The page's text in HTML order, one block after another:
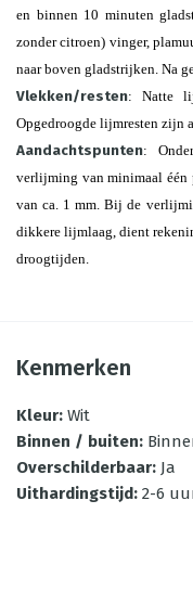
en binnen 10 minuten
zonder citroen) vinger,
naar boven gladstrijken. Na
Vlekken/resten: Natte
Opgedroogde lijmresten zijn
Aandachtspunten:
verlijming van minimaal één
van ca. 1 mm. Bij de
dikkere lijmlaag, dient
droogtijden.
Kenmerken
Kleur: Wit
Binnen / buiten:
Overschilderbaar: Ja
Uithardingstijd: 2-6